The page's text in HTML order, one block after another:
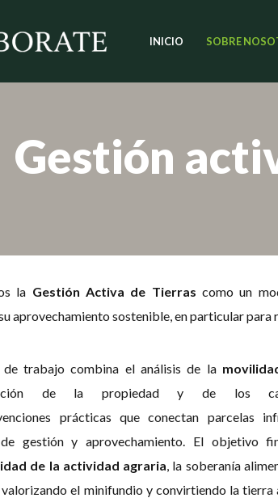
INICIO SOBRE
Gestión
la Gestión Activa de Tierras como un
aprovechamiento sostenible, en particular
de trabajo combina el análisis de la
de la propiedad y de los
prácticas que conectan parcelas
de gestión y aprovechamiento. El objetivo
de la actividad agraria , la soberanía
el minifundio y convirtiendo la tierra